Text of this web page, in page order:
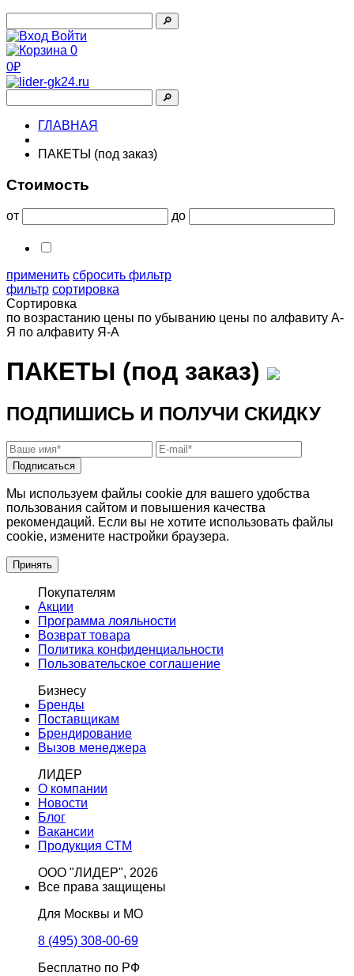
🔎︎
Войти
0
0₽
🔎︎
ГЛАВНАЯ
ПАКЕТЫ (под заказ)
Стоимость
от до
применить сбросить фильтр
фильтр сортировка
Сортировка
по возрастанию цены по убыванию цены по алфавиту А-
Я по алфавиту Я-А
ПАКЕТЫ (под заказ)
ПОДПИШИСЬ И ПОЛУЧИ СКИДКУ
Подписаться
Мы используем файлы cookie для вашего удобства
пользования сайтом и повышения качества
рекомендаций. Если вы не хотите использовать файлы
cookie, измените настройки браузера.
Принять
Покупателям
Акции
Программа лояльности
Возврат товара
Политика конфиденциальности
Пользовательское соглашение
Бизнесу
Бренды
Поставщикам
Брендирование
Вызов менеджера
ЛИДЕР
О компании
Новости
Блог
Вакансии
Продукция СТМ
ООО "ЛИДЕР", 2026
Все права защищены
Для Москвы и МО
8 (495) 308-00-69
Бесплатно по РФ